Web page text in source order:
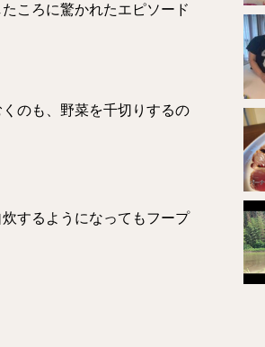
ころに驚かれたエピソード
のも、野菜を千切りするの
するようになってもフープ